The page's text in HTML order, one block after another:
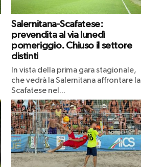
Salernitana-Scafatese:
prevendita al via lunedì
pomeriggio. Chiuso il settore
distinti
In vista della prima gara stagionale,
che vedrà la Salernitana affrontare la
Scafatese nel...